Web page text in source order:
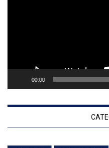
00:00